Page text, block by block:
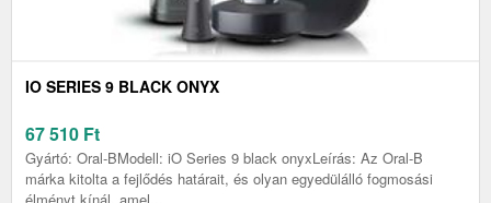
IO SERIES 9 BLACK ONYX
67 510 Ft
Gyártó: Oral-BModell: iO Series 9 black onyxLeírás: Az Oral-B
márka kitolta a fejlődés határait, és olyan egyedülálló fogmosási